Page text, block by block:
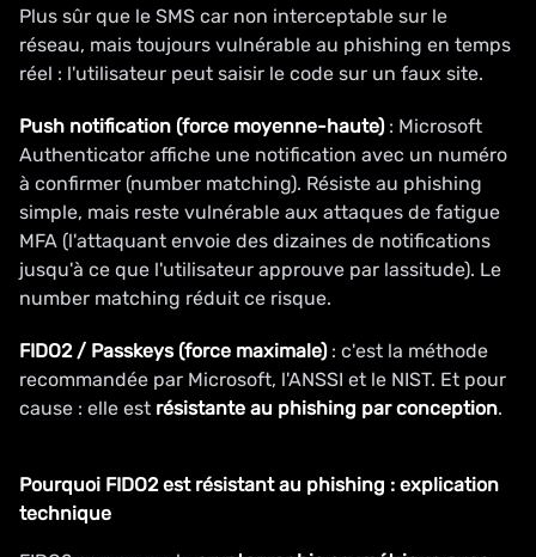
Plus sûr que le SMS car non interceptable sur le
réseau, mais toujours vulnérable au phishing en temps
réel : l'utilisateur peut saisir le code sur un faux site.
Push notification (force moyenne-haute): Microsoft
Authenticator affiche une notification avec un numéro
à confirmer (number matching). Résiste au phishing
simple, mais reste vulnérable aux attaques de fatigue
MFA (l'attaquant envoie des dizaines de notifications
jusqu'à ce que l'utilisateur approuve par lassitude). Le
number matching réduit ce risque.
FIDO2 / Passkeys (force maximale): c'est la méthode
recommandée par Microsoft, l'ANSSI et le NIST. Et pour
cause : elle est résistante au phishing par conception.
Pourquoi FIDO2 est résistant au phishing : explication
technique